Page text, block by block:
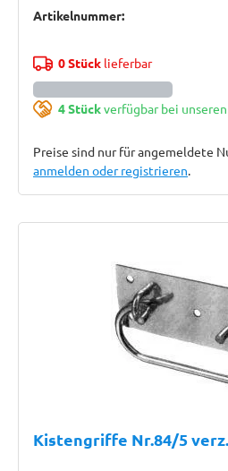
Artikelnummer:
0 Stücklieferbar
4 Stückverfügbar bei
Preise sind nur für angemeldete
anmelden oder registrieren.
Kistengriffe Nr.84/5